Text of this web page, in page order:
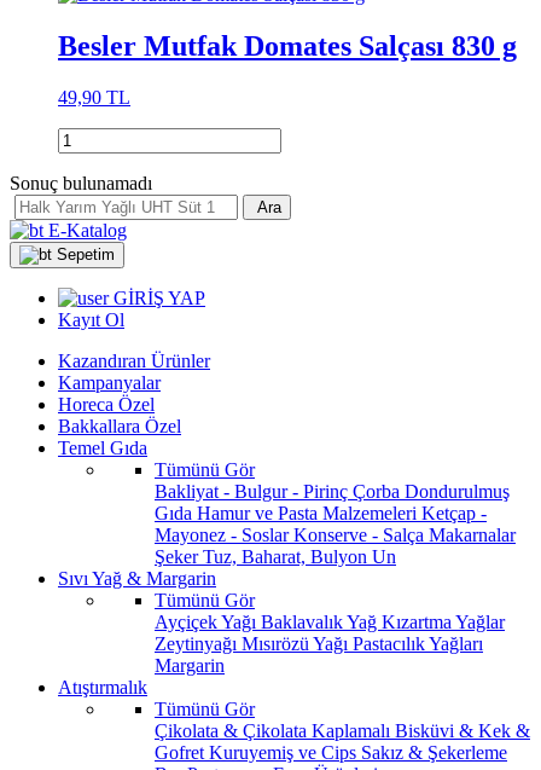
Besler Mutfak Domates Salçası 830 g
49,90 TL
Sonuç bulunamadı
Ara
E-Katalog
Sepetim
GİRİŞ YAP
Kayıt Ol
Kazandıran Ürünler
Kampanyalar
Horeca Özel
Bakkallara Özel
Temel Gıda
Tümünü Gör
Bakliyat - Bulgur - Pirinç Çorba Dondurulmuş
Gıda Hamur ve Pasta Malzemeleri Ketçap -
Mayonez - SoslarKonserve - Salça Makarnalar
ŞekerTuz, Baharat, Bulyon Un
Sıvı Yağ & Margarin
Tümünü Gör
Ayçiçek Yağı Baklavalık Yağ Kızartma Yağlar
Zeytinyağı Mısırözü Yağı Pastacılık Yağları
Margarin
Atıştırmalık
Tümünü Gör
Çikolata & Çikolata Kaplamalı Bisküvi & Kek &
Gofret Kuruyemiş ve Cips Sakız & Şekerleme